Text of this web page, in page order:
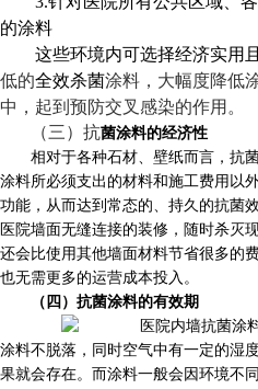
的涂料
这些环境内可选择经济实用且
低的全效杀菌涂料，大幅度降低
中，起到预防交叉感染的作用。
（三）抗菌涂料的经济性
相对于各种石材、壁纸而言，抗
涂料所必须支出的材料和施工费用以
功能，从而达到常态的、持久的抗菌
医院墙面无缝连接的装修，随时杀灭
还会比使用其他墙面材料节省很多的
也无需更多的运营成本投入。
（四）抗菌涂料的有效期
涂料不脱落，同时空气中有一定的湿
果就会存在。而涂料一般会因环境不